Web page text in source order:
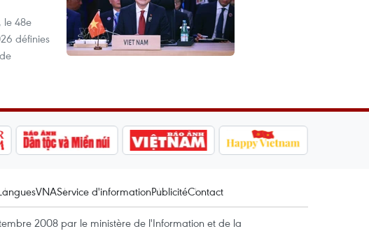
le 48e
définies
VNAService d'informationPublicitéContact
2008 par le ministère de l'Information et de la